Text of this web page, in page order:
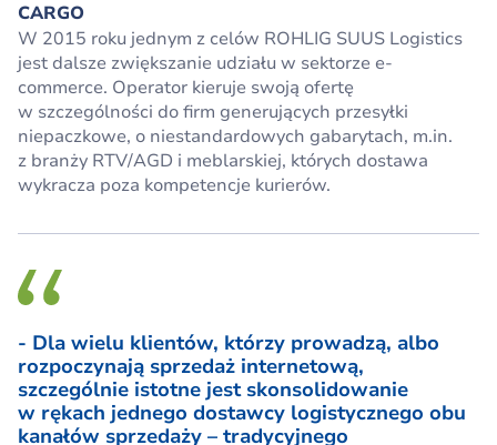
CARGO
W 2015 roku jednym z celów ROHLIG SUUS Logistics
jest dalsze zwiększanie udziału w sektorze e-
commerce. Operator kieruje swoją ofertę
w szczególności do firm generujących przesyłki
niepaczkowe, o niestandardowych gabarytach, m.in.
z branży RTV/AGD i meblarskiej, których dostawa
wykracza poza kompetencje kurierów.
- Dla wielu klientów, którzy prowadzą, albo
rozpoczynają sprzedaż internetową,
szczególnie istotne jest skonsolidowanie
w rękach jednego dostawcy logistycznego obu
kanałów sprzedaży – tradycyjnego